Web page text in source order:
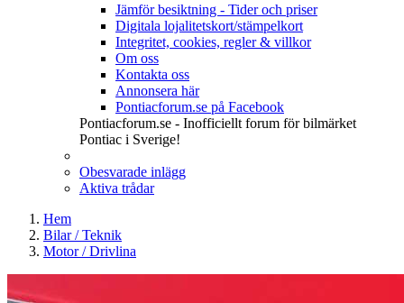
Jämför besiktning - Tider och priser
Digitala lojalitetskort/stämpelkort
Integritet, cookies, regler & villkor
Om oss
Kontakta oss
Annonsera här
Pontiacforum.se på Facebook
Pontiacforum.se - Inofficiellt forum för bilmärket
Pontiac i Sverige!
Obesvarade inlägg
Aktiva trådar
Hem
Bilar / Teknik
Motor / Drivlina